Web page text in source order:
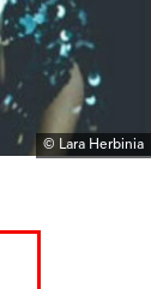
© Lara Herbinia